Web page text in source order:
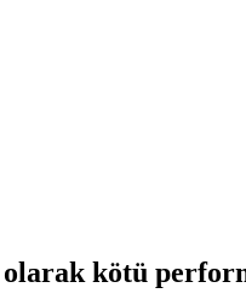
olarak kötü